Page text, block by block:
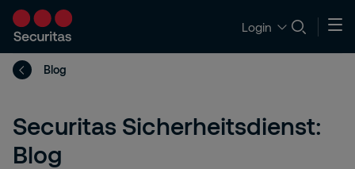
Login
Blog
Securitas Sicherheitsdienst:
Blog